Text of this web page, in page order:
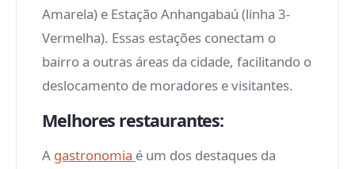
Amarela) e Estação Anhangabaú (linha 3-
Vermelha). Essas estações conectam o
bairro a outras áreas da cidade, facilitando o
deslocamento de moradores e visitantes.
Melhores restaurantes:
A gastronomia é um dos destaques da